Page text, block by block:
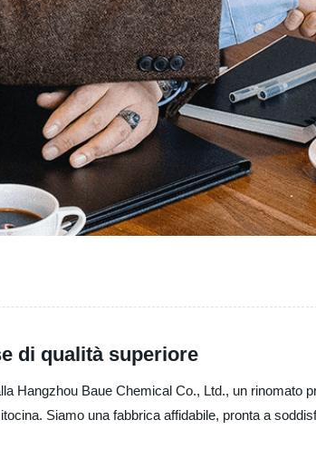
di qualità superiore
Hangzhou Baue Chemical Co., Ltd., un
Siamo una fabbrica affidabile, pronta a